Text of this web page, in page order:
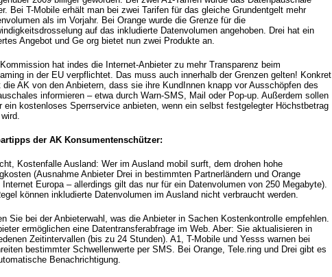
Bei T-Mobile erhält man bei zwei Tarifen für das gleiche Grundentgelt mehr
als im Vorjahr. Bei Orange wurde die Grenze für die
auf das inkludierte Datenvolumen angehoben. Drei hat ein
Angebot und Ge org bietet nun zwei Produkte an.
hat indes die Internet-Anbieter zu mehr Transparenz beim
in der EU verpflichtet. Das muss auch innerhalb der Grenzen gelten! Konkret
die AK von den Anbietern, dass sie ihre KundInnen knapp vor Ausschöpfen des
informieren – etwa durch Warn-SMS, Mail oder Pop-up. Außerdem sollen
ein kostenloses Sperrservice anbieten, wenn ein selbst festgelegter Höchstbetrag
der AK Konsumentenschützer:
Kostenfalle Ausland: Wer im Ausland mobil surft, dem drohen hohe
(Ausnahme Anbieter Drei in bestimmten Partnerländern und Orange
Internet Europa – allerdings gilt das nur für ein Datenvolumen von 250 Megabyte).
können inkludierte Datenvolumen im Ausland nicht verbraucht werden.
Sie bei der Anbieterwahl, was die Anbieter in Sachen Kostenkontrolle empfehlen.
ermöglichen eine Datentransferabfrage im Web. Aber: Sie aktualisieren in
Zeitintervallen (bis zu 24 Stunden). A1, T-Mobile und Yesss warnen bei
bestimmter Schwellenwerte per SMS. Bei Orange, Tele.ring und Drei gibt es
Benachrichtigung.